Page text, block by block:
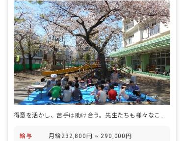
給与 月給232,800円 ~ 290,000円